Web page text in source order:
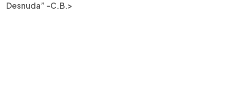
Desnuda” -C.B.>